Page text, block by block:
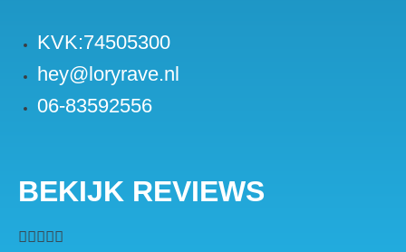
KVK:74505300
hey@loryrave.nl
06-83592556
BEKIJK REVIEWS
